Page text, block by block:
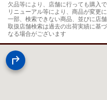
欠品等により、店舗に行っても購入
リニューアル等により、商品が変更
一部、検索できない商品、並びに店
取扱店舗検索は過去の出荷実績に基
なる場合がございます